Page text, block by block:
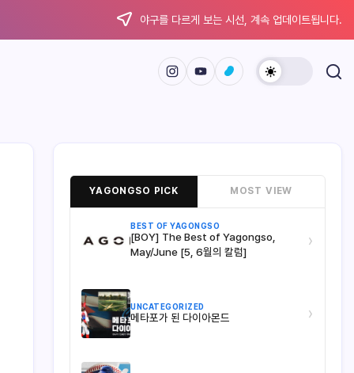
야구를 다르게 보는 시선, 계속 업데이트됩니다.
YAGONGSO PICK MOST VIEW
BEST OF YAGONGSO
[BOY] The Best of Yagongso,
May/June [5, 6월의 칼럼]
›
UNCATEGORIZED
메타포가 된 다이아몬드 ›